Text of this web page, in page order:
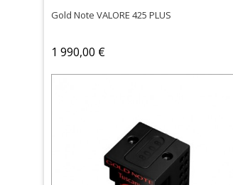
Gold Note VALORE 425 PLUS
1 990,00 €